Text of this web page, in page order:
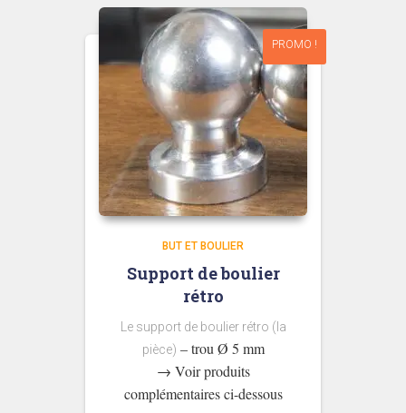
PROMO !
BUT ET BOULIER
Support de boulier
rétro
Le support de boulier rétro (la
pièce) – trou Ø 5 mm
→ Voir produits
complémentaires ci-dessous